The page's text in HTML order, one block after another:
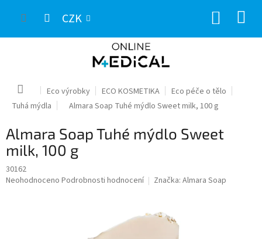
CZK
Domů Eco výrobky ECO KOSMETIKA
Eco péče o tělo
Tuhá mýdla
Almara Soap Tuhé mýdlo Sweet milk, 100 g
Almara Soap Tuhé mýdlo Sweet
milk, 100 g
30162
Průměrné
Neohodnoceno Podrobnosti hodnocení Značka: Almara Soap